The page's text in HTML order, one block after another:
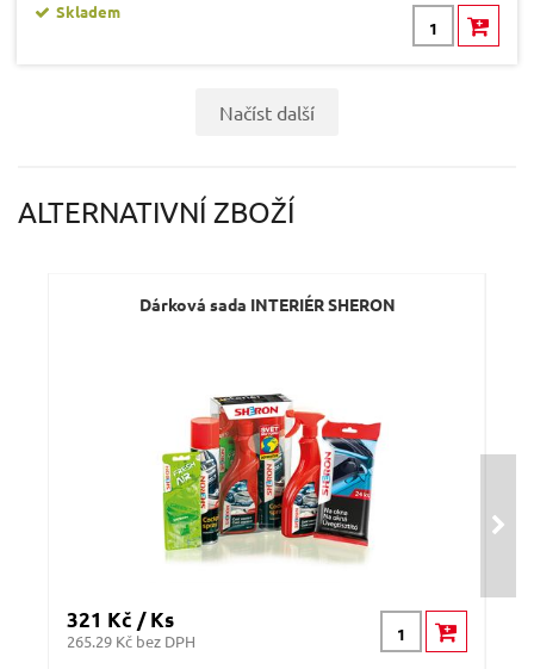
Skladem
Načíst další
ALTERNATIVNÍ ZBOŽÍ
Dárková sada INTERIÉR SHERON
321 Kč / Ks
265.29 Kč bez DPH